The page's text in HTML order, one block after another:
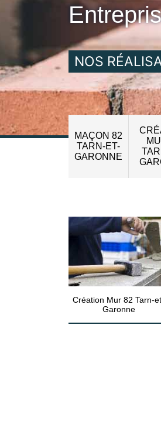
NOS
MAÇON 82
TARN-ET-
GARONNE
Création Mur 82 Tarn-
Garonne